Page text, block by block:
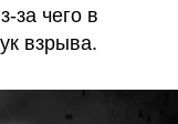
за чего в
взрыва.